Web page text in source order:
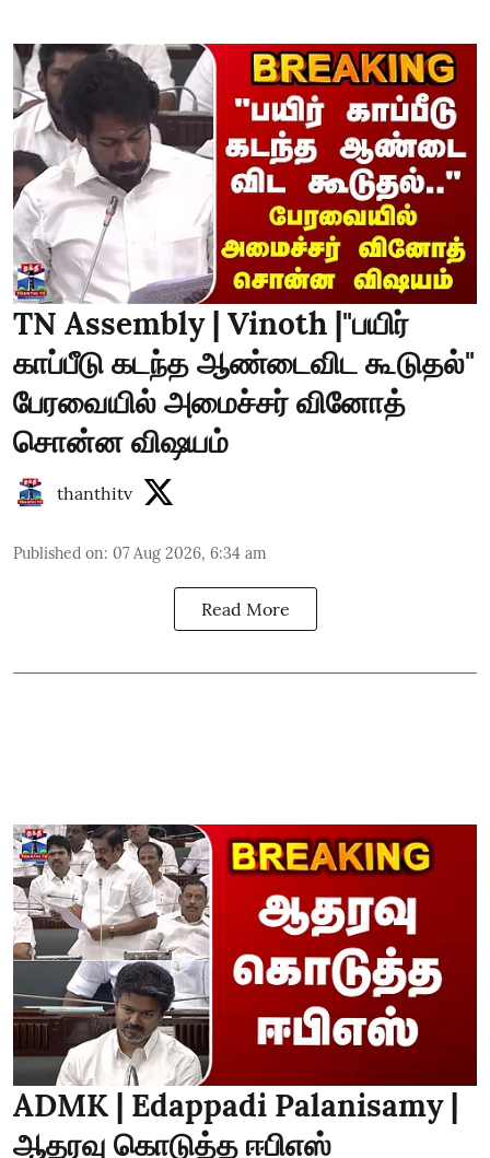
TN Assembly | Vinoth |"பயிர்
காப்பீடு கடந்த ஆண்டைவிட கூடுதல்"
பேரவையில் அமைச்சர் வினோத்
சொன்ன விஷயம்
thanthitv
Published on: 07 Aug 2026, 6:34 am
Read More
ADMK | Edappadi Palanisamy |
ஆதரவு கொடுத்த ஈபிஎஸ்